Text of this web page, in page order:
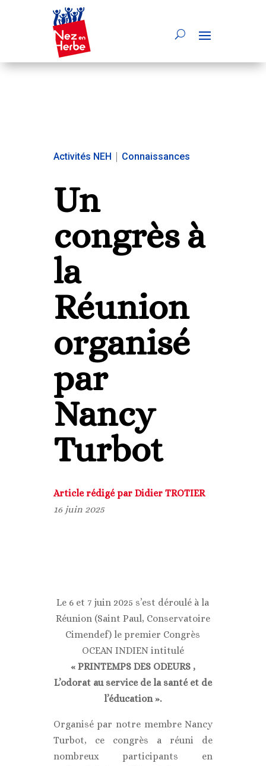
Activités NEH Connaissances
Un
congrès à
la
Réunion
organisé
par
Nancy
Turbot
Article rédigé par Didier TROTIER
16 juin 2025
Le 6 et 7 juin 2025 s’est déroulé à la
Réunion (Saint Paul, Conservatoire
Cimendef) le premier Congrès
OCEAN INDIEN intitulé
« PRINTEMPS DES ODEURS ,
L’odorat au service de la santé et de
l’éducation ».
Organisé par notre membre Nancy
Turbot, ce congrès a réuni de
nombreux participants en